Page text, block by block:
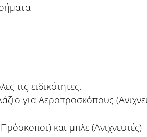
τις ειδικότητες.
για Αεροπροσκόπους
και μπλε (Ανιχνευτές)